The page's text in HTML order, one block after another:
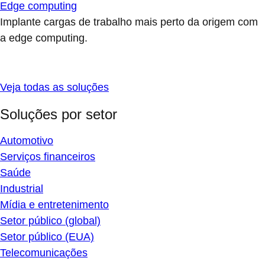
Edge computing
Implante cargas de trabalho mais perto da origem com
a edge computing.
Veja todas as soluções
Soluções por setor
Automotivo
Serviços financeiros
Saúde
Industrial
Mídia e entretenimento
Setor público (global)
Setor público (EUA)
Telecomunicações